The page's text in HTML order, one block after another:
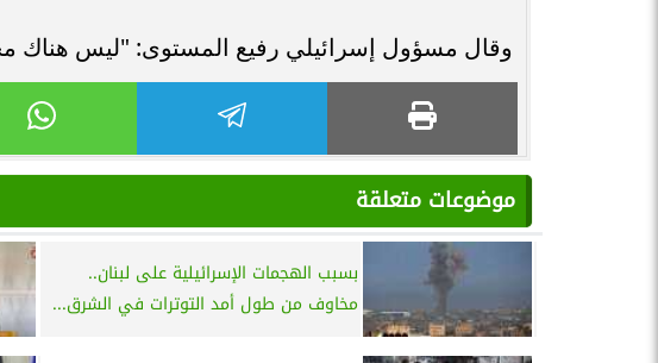
وقال مسؤول إسرائيلي رفيع المستوى: "ليس هناك
موضوعات متعلقة
بسبب الهجمات الإسرائيلية على لبنان..
مخاوف من طول أمد التوترات في الشرق...